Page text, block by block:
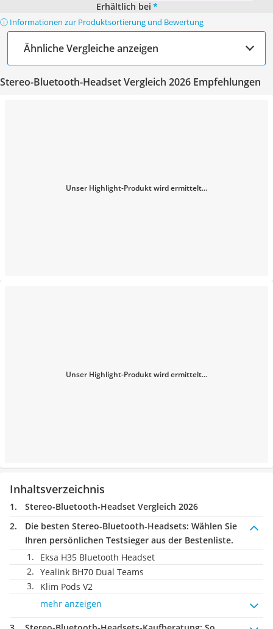
Erhältlich bei *
ⓘ Informationen zur Produktsortierung und Bewertung
Ähnliche Vergleiche anzeigen
Stereo-Bluetooth-Headset Vergleich 2026 Empfehlungen
Unser Highlight-Produkt wird ermittelt...
Unser Highlight-Produkt wird ermittelt...
Inhaltsverzeichnis
Stereo-Bluetooth-Headset Vergleich 2026
Die besten Stereo-Bluetooth-Headsets: Wählen Sie
Ihren persönlichen Testsieger aus der Bestenliste.
Eksa H35 Bluetooth Headset
Yealink BH70 Dual Teams
Klim Pods V2
mehr anzeigen